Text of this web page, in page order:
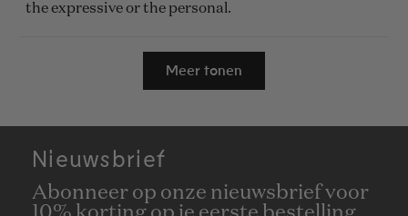
the expressive or the personal.
Laden...
Meer tonen
Nieuwsbrief
Abonneer op onze nieuwsbrief voor